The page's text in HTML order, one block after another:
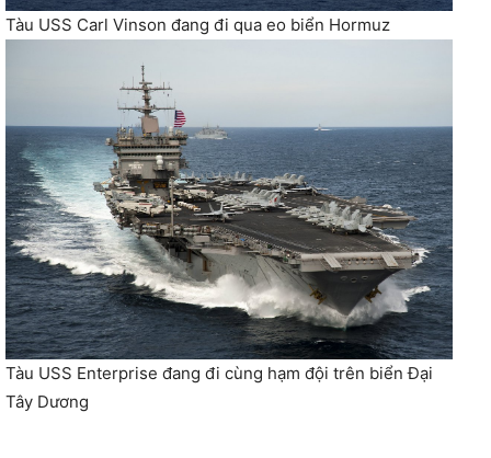
Tàu USS Carl Vinson đang đi qua eo biển Hormuz
Tàu USS Enterprise đang đi cùng hạm đội trên biển Đại
Tây Dương